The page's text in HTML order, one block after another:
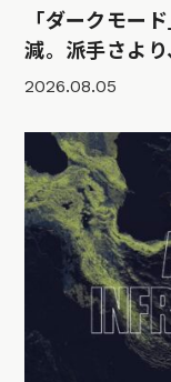
「ダークモー
減。派手さよ
2026.08.05